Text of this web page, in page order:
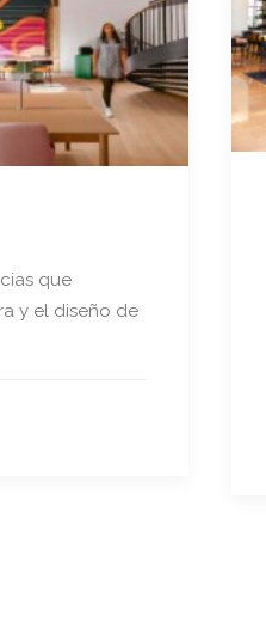
que
y el diseño de